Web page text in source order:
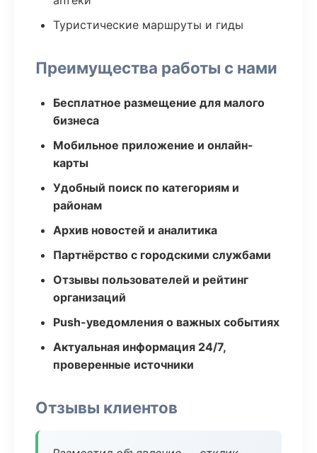
Туристические маршруты и гиды
Преимущества работы с нами
Бесплатное размещение для малого
бизнеса
Мобильное приложение и онлайн-
карты
Удобный поиск по категориям и
районам
Архив новостей и аналитика
Партнёрство с городскими службами
Отзывы пользователей и рейтинг
организаций
Push-уведомления о важных событиях
Актуальная информация 24/7,
проверенные источники
Отзывы клиентов